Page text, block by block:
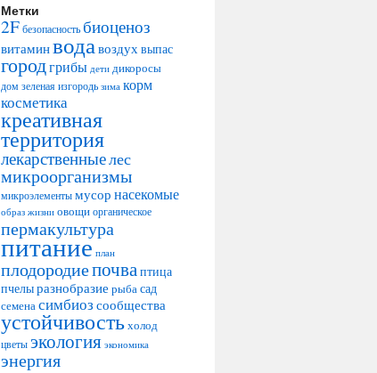
Метки
2F безопасность биоценоз
витаминводавоздухвыпас
городгрибы дети дикоросы
домзеленая изгородь зима корм
косметика
креативная
территория
лекарственныелес
микроорганизмы
микроэлементымусор насекомые
образ жизни овощи органическое
пермакультура
питание план
плодородиепочваптица
пчелыразнобразие рыбасад
семенасимбиоз сообщества
устойчивостьхолод
цветы экология экономика
энергия